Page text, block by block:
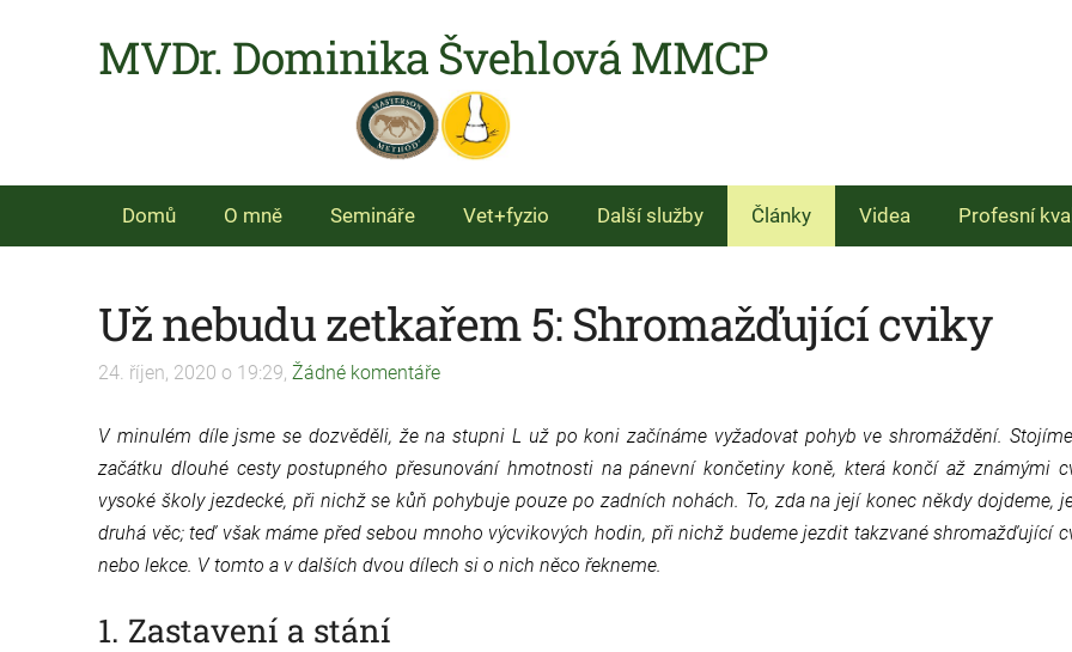
MVDr. Dominika Švehlová MMCP
Domů O mně Semináře Vet+fyzio Další služby Články Videa Profesní
Už nebudu zetkařem 5: Shromažďující cviky
24. říjen, 2020 o 19:29, Žádné komentáře
V minulém díle jsme se dozvěděli, že na stupni L už po koni začínáme vyžadovat pohyb ve shromáždění.
začátku dlouhé cesty postupného přesunování hmotnosti na pánevní končetiny koně, která končí až známými
vysoké školy jezdecké, při nichž se kůň pohybuje pouze po zadních nohách. To, zda na její konec někdy dojdeme,
druhá věc; teď však máme před sebou mnoho výcvikových hodin, při nichž budeme jezdit takzvané shromažďující
nebo lekce. V tomto a v dalších dvou dílech si o nich něco řekneme.
1. Zastavení a stání